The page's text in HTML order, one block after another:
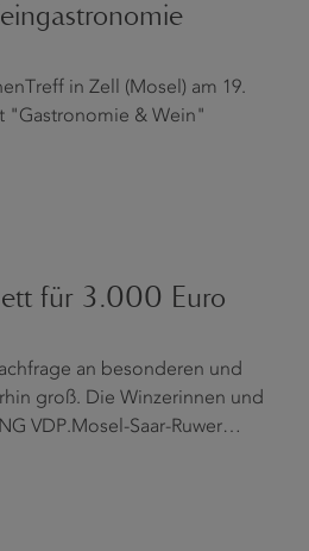
in Zell (Mosel) am 19.
"Gastronomie & Wein"
für 3.000 Euro
an besonderen und
groß. Die Winzerinnen und
VDP.Mosel-Saar-Ruwer…